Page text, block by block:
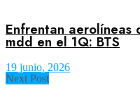
Enfrentan
mdd en el 1Q: BTS
19 junio, 2026
Next Post